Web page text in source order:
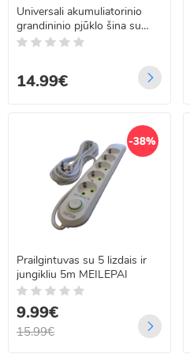
Universali akumuliatorinio
grandininio pjūklo šina su
dviem grandinėms 6'' META-
14.99€
-38%
Prailgintuvas su 5 lizdais ir
jungikliu 5m MEILEPAI
9.99€
15.99€